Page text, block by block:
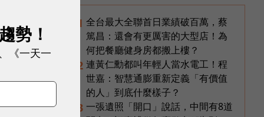
1 全台最大全聯首日業績破百萬，蔡
篤昌：還會有更厲害的大型店！為
何把餐廳健身房都搬上樓？
2 連黃仁勳都叫年輕人當水電工！程
世嘉：智慧通膨重新定義「有價值
的人」到底什麼樣子？
3 一張遺照「開口」說話，中間有8道
勢！
《一天一